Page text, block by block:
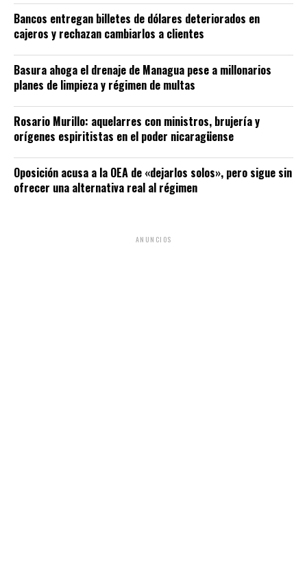
Bancos entregan billetes de dólares deteriorados en
cajeros y rechazan cambiarlos a clientes
Basura ahoga el drenaje de Managua pese a millonarios
planes de limpieza y régimen de multas
Rosario Murillo: aquelarres con ministros, brujería y
orígenes espiritistas en el poder nicaragüense
Oposición acusa a la OEA de «dejarlos solos», pero sigue sin
ofrecer una alternativa real al régimen
ANUNCIOS